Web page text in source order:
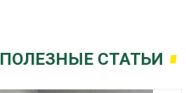
ПОЛЕЗНЫЕ СТАТЬИ